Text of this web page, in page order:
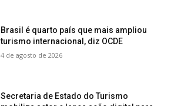
Brasil é quarto país que mais ampliou
turismo internacional, diz OCDE
4 de agosto de 2026
Secretaria de Estado do Turismo